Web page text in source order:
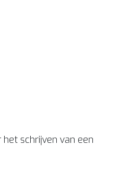
schrijven van een